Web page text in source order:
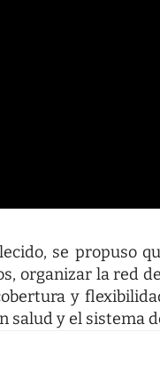
se propuso
organizar la red
y
salud y el sistema